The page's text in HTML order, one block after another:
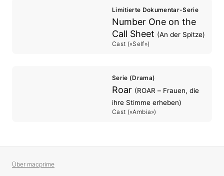
Limitierte Dokumentar-Serie
Number One on the
Call Sheet (An der Spitze)
Cast («Self»)
Serie (Drama)
Roar (ROAR – Frauen, die
ihre Stimme erheben)
Cast («Ambia»)
Über macprime